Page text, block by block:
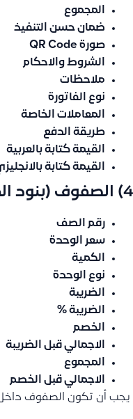
المجموع
ضمان حسن التنفيذ
صورة QR Code
الشروط والاحكام
ملاحظات
نوع الفاتورة
المعاملات الخاصة
طريقة الدفع
القيمة كتابة بالعربية
القيمة كتابة
4) الصفوف (بنود الفاتورة)
رقم الصف
سعر الوحدة
الكمية
نوع الوحدة
الضريبة
الضريبة %
الخصم
الاجمالي قبل الضريبة
المجموع
الاجمالي قبل الخصم
يجب أن تكون الصفوف